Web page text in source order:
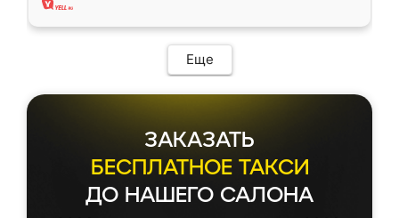
Еще
ЗАКАЗАТЬ
БЕСПЛАТНОЕ ТАКСИ
ДО НАШЕГО САЛОНА